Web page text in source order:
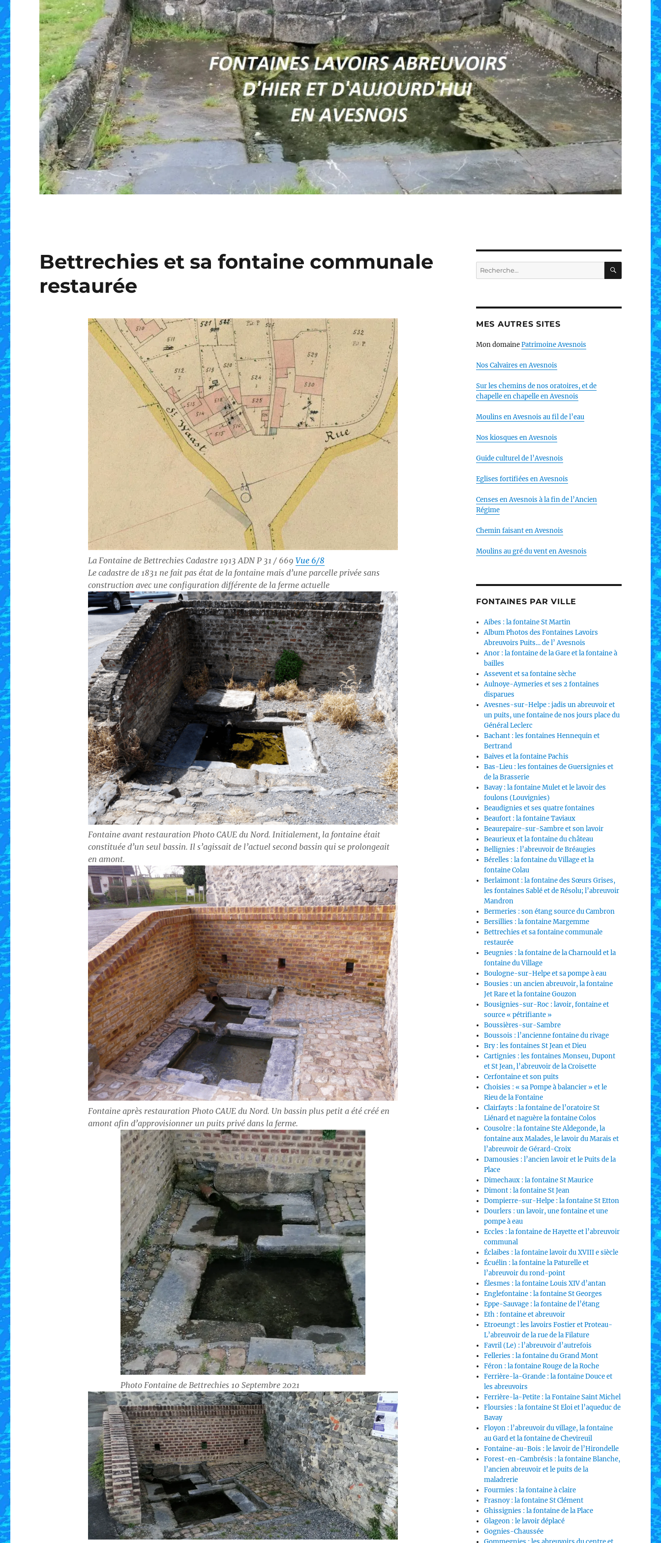
Bettrechies et sa fontaine communale
restaurée
La Fontaine de Bettrechies Cadastre 1913 ADN P 31 / 669Vue 6/8
Le cadastre de 1831 ne fait pas état de la fontaine mais d’une parcelle privée sans
construction avec une configuration différente de la ferme actuelle
Fontaine avant restauration Photo CAUE du Nord. Initialement, la fontaine était
constituée d’un seul bassin. Il s’agissait de l’actuel second bassin qui se prolongeait
en amont.
Fontaine après restauration Photo CAUE du Nord. Un bassin plus petit a été créé en
amont afin d’approvisionner un puits privé dans la ferme.
Photo Fontaine de Bettrechies 10 Septembre 2021
Recherche
pour :
MES AUTRES SITES
Mon domainePatrimoine Avesnois
Nos Calvaires en Avesnois
Sur les chemins de nos oratoires, et de
chapelle en chapelle en Avesnois
Moulins en Avesnois au fil de l’eau
Nos kiosques en Avesnois
Guide culturel de l’Avesnois
Eglises fortifiées en Avesnois
Censes en Avesnois à la fin de l’Ancien
Régime
Chemin faisant en Avesnois
Moulins au gré du vent en Avesnois
FONTAINES PAR VILLE
Aibes : la fontaine St Martin
Album Photos des Fontaines Lavoirs
Abreuvoirs Puits… de l’ Avesnois
Anor : la fontaine de la Gare et la fontaine à
bailles
Assevent et sa fontaine sèche
Aulnoye-Aymeries et ses 2 fontaines
disparues
Avesnes-sur-Helpe : jadis un abreuvoir et
un puits, une fontaine de nos jours place du
Général Leclerc
Bachant : les fontaines Hennequin et
Bertrand
Baives et la fontaine Pachis
Bas-Lieu : les fontaines de Guersignies et
de la Brasserie
Bavay : la fontaine Mulet et le lavoir des
foulons (Louvignies)
Beaudignies et ses quatre fontaines
Beaufort : la fontaine Taviaux
Beaurepaire-sur-Sambre et son lavoir
Beaurieux et la fontaine du château
Bellignies : l’abreuvoir de Bréaugies
Bérelles : la fontaine du Village et la
fontaine Colau
Berlaimont : la fontaine des Sœurs Grises,
les fontaines Sablé et de Résolu; l’abreuvoir
Mandron
Bermeries : son étang source du Cambron
Bersillies : la fontaine Margemme
Bettrechies et sa fontaine communale
restaurée
Beugnies : la fontaine de la Charnould et la
fontaine du Village
Boulogne-sur-Helpe et sa pompe à eau
Bousies : un ancien abreuvoir, la fontaine
Jet Rare et la fontaine Gouzon
Bousignies-sur-Roc : lavoir, fontaine et
source « pétrifiante »
Boussières-sur-Sambre
Boussois : l’ancienne fontaine du rivage
Bry : les fontaines St Jean et Dieu
Cartignies : les fontaines Monseu, Dupont
et St Jean, l’abreuvoir de la Croisette
Cerfontaine et son puits
Choisies : « sa Pompe à balancier » et le
Rieu de la Fontaine
Clairfayts : la fontaine de l’oratoire St
Liénard et naguère la fontaine Colos
Cousolre : la fontaine Ste Aldegonde, la
fontaine aux Malades, le lavoir du Marais et
l’abreuvoir de Gérard-Croix
Damousies : l’ancien lavoir et le Puits de la
Place
Dimechaux : la fontaine St Maurice
Dimont : la fontaine St Jean
Dompierre-sur-Helpe : la fontaine St Etton
Dourlers : un lavoir, une fontaine et une
pompe à eau
Eccles : la fontaine de Hayette et l’abreuvoir
communal
Éclaibes : la fontaine lavoir du XVIII e siècle
Écuélin : la fontaine la Paturelle et
l’abreuvoir du rond-point
Élesmes : la fontaine Louis XIV d’antan
Englefontaine : la fontaine St Georges
Eppe-Sauvage : la fontaine de l’étang
Eth : fontaine et abreuvoir
Etroeungt : les lavoirs Fostier et Proteau-
L’abreuvoir de la rue de la Filature
Favril (Le) : l’abreuvoir d’autrefois
Felleries : la fontaine du Grand Mont
Féron : la fontaine Rouge de la Roche
Ferrière-la-Grande : la fontaine Douce et
les abreuvoirs
Ferrière-la-Petite : la Fontaine Saint Michel
Floursies : la fontaine St Eloi et l’aqueduc de
Bavay
Floyon : l’abreuvoir du village, la fontaine
au Gard et la fontaine de Chevireuil
Fontaine-au-Bois : le lavoir de l’Hirondelle
Forest-en-Cambrésis : la fontaine Blanche,
l’ancien abreuvoir et le puits de la
maladrerie
Fourmies : la fontaine à claire
Frasnoy : la fontaine St Clément
Ghissignies : la fontaine de la Place
Glageon : le lavoir déplacé
Gognies-Chaussée